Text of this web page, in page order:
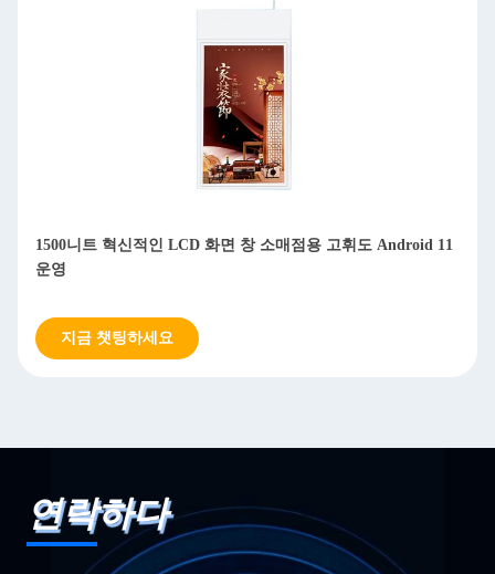
초슬림 55인치 오픈 프레임 창문 LCD 디스플레이 2500 니트
디지털 사이니지 플레이어 (쇼핑, 엘리베이터용)
지금 챗팅하세요
연락하다